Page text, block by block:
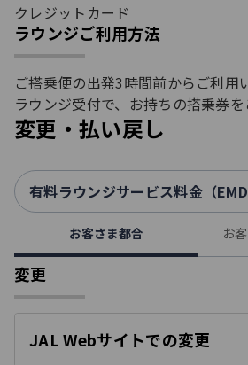
クレジットカード
ラウンジご利用方法
ご搭乗便の出発3時間前からご利用
ラウンジ受付で、お持ちの搭乗券を
変更・払い戻し
有料ラウンジサービス料金（
お客さま都合 お
変更
JAL Webサイトでの変更